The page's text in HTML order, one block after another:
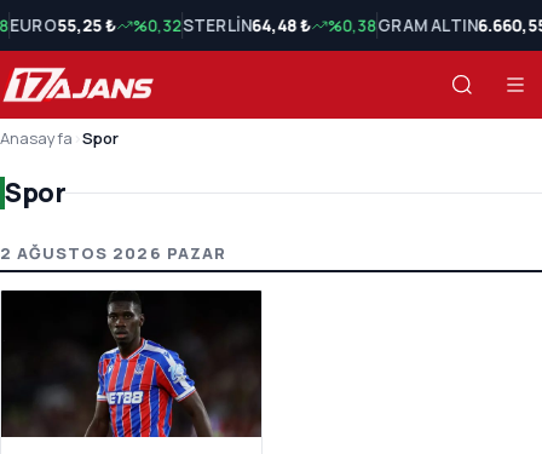
EURO55,25 ₺ %0,32STERLİN64,48 ₺ %0,38GRAM ALTIN
Anasayfa Spor
Spor
Spor Son Haberler
2 AĞUSTOS 2026 PAZAR